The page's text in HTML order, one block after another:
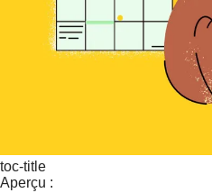
toc-title
Aperçu :